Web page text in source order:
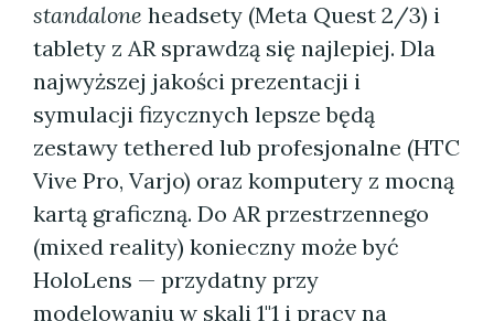
standalone headsety (Meta Quest 2/3) i
tablety z AR sprawdzą się najlepiej. Dla
najwyższej jakości prezentacji i
symulacji fizycznych lepsze będą
zestawy tethered lub profesjonalne (HTC
Vive Pro, Varjo) oraz komputery z mocną
kartą graficzną. Do AR przestrzennego
(mixed reality) konieczny może być
HoloLens — przydatny przy
modelowaniu w skali 1"1 i pracy na